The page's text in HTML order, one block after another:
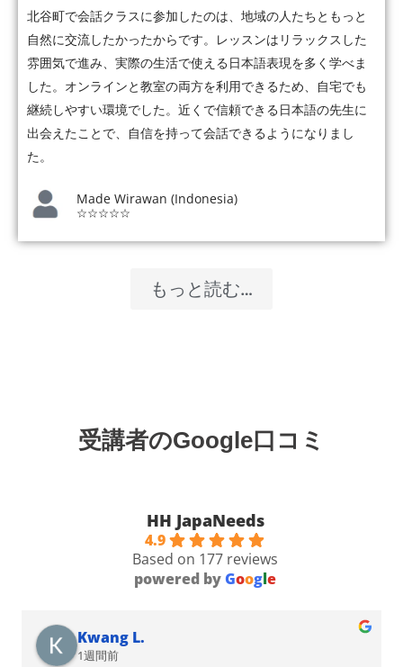
北谷町で会話クラスに参加したのは、地域の人たちともっと
自然に交流したかったからです。レッスンはリラックスした
雰囲気で進み、実際の生活で使える日本語表現を多く学べま
した。オンラインと教室の両方を利用できるため、自宅でも
継続しやすい環境でした。近くで信頼できる日本語の先生に
出会えたことで、自信を持って会話できるようになりまし
た。
Made Wirawan (Indonesia)
☆☆☆☆☆
もっと読む…
受講者のGoogle口コミ
HH JapaNeeds
4.9
Based on 177 reviews
powered byGoogle
Kwang L.
1週間前